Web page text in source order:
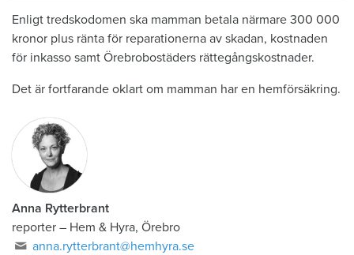
Enligt tredskodomen ska mamman betala närmare 300 000
kronor plus ränta för reparationerna av skadan, kostnaden
för inkasso samt Örebrobostäders rättegångskostnader.
Det är fortfarande oklart om mamman har en hemförsäkring.
Anna Rytterbrant
reporter – Hem & Hyra, Örebro
anna.rytterbrant@hemhyra.se